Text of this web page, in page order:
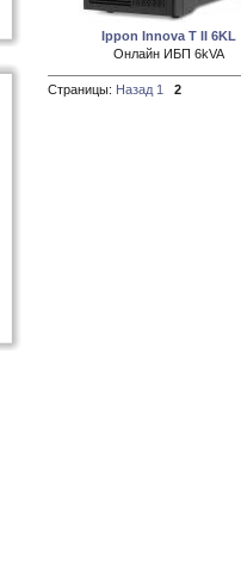
Ippon Innova T II 6KL
Онлайн ИБП 6kVA
Страницы: Назад 1 2